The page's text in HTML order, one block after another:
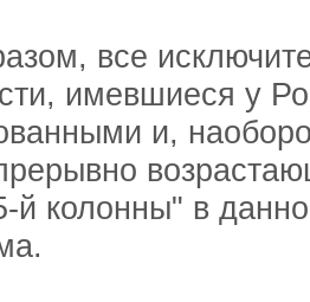
все
имевшиеся у
и,
й колонны" в